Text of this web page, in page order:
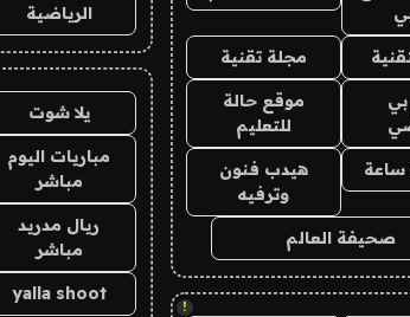
مجلة تقنية
بي
موقع حالة
للتعليم
هيدب فنون
وترفيه
صحيفة العالم
!
الرياضية
يلا شوت
مباريات اليوم
مباشر
ريال مدريد
مباشر
yalla shoot